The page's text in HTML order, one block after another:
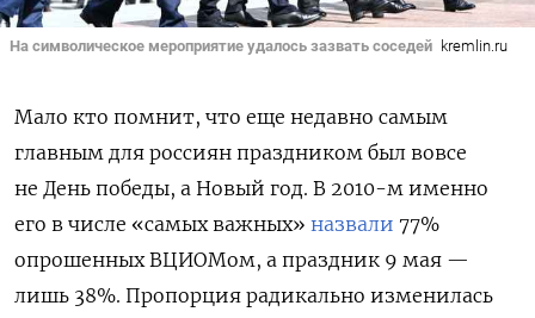
На символическое мероприятие удалось зазвать соседей kremlin.ru
Мало кто помнит, что еще недавно самым
главным для россиян праздником был вовсе
не День победы, а Новый год. В 2010-м именно
его в числе «самых важных» назвали 77%
опрошенных ВЦИОМом, а праздник 9 мая —
лишь 38%. Пропорция радикально изменилась